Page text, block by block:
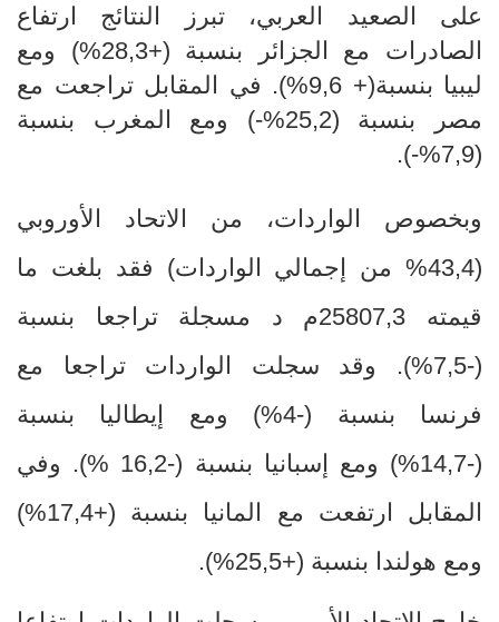
على الصعيد العربي، تبرز النتائج ارتفاع
الصادرات مع الجزائر بنسبة (+28,3%) ومع
ليبيا بنسبة(+ 9,6%). في المقابل تراجعت مع
مصر بنسبة (25,2%-) ومع المغرب بنسبة
(7,9%-).
وبخصوص الواردات، من الاتحاد الأوروبي
(43,4
% من إجمالي الواردات) فقد بلغت ما
قيمته 25807,3م د مسجلة تراجعا بنسبة
-)
7,5
%). وقد سجلت الواردات تراجعا مع
فرنسا بنسبة -)
4
%) ومع إيطاليا بنسبة
-)
14,7
%) ومع إسبانيا بنسبة -)
16,2
%). وفي
المقابل ارتفعت مع المانيا بنسبة +)
17,4
%
)
ومع هولندا بنسبة +)
25,5
%
).